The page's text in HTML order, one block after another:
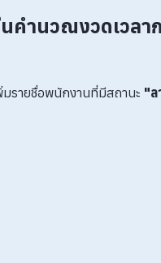
ำนวณงวดเวลา
มรายชื่อพนักงานที่มีสถานะ "ล